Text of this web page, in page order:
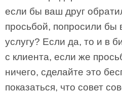
если бы ваш друг
просьбой, попросили бы
услугу? Если да, то и в
с клиента, если же
ничего, сделайте это
показаться, что совет